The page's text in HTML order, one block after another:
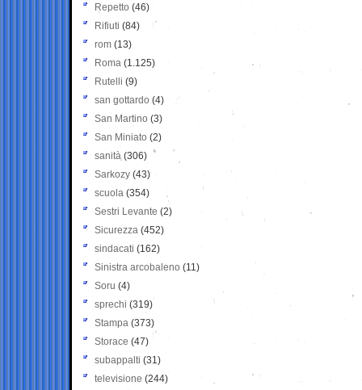
Repetto (46)
Rifiuti (84)
rom (13)
Roma (1.125)
Rutelli (9)
san gottardo (4)
San Martino (3)
San Miniato (2)
sanità (306)
Sarkozy (43)
scuola (354)
Sestri Levante (2)
Sicurezza (452)
sindacati (162)
Sinistra arcobaleno (11)
Soru (4)
sprechi (319)
Stampa (373)
Storace (47)
subappalti (31)
televisione(244)